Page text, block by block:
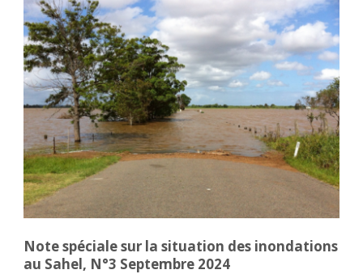
Note spéciale sur la situation des inondations
au Sahel, N°3 Septembre 2024